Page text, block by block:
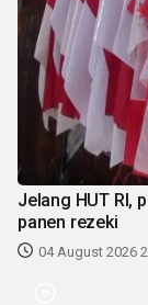
Jelang HUT RI,
panen rezeki
04 August 2026